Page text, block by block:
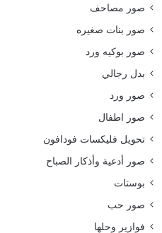
صور مصاحف
صور بنات صغيره
صور بوكيه ورد
بدل رجالي
صور ورد
صور اطفال
تحويل فليكسات فودافون
صور أدعية وأذكار الصباح
بوستات
صور حب
فوازير وحلها